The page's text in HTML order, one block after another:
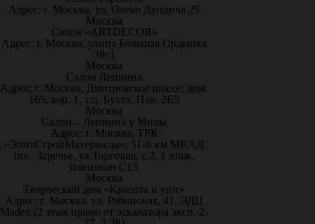
Адрес: г. Москва, ул. Олеко Дундича 25
Москва
Салон «ARTDECOR»
Адрес: г. Москва, улица Большая Ордынка
38с1
Москва
Салон Лепнина
Адрес: г. Москва, Дмитровское шоссе, дом.
165, кор. 1, т.ц. Бухта, Пав. 2Е5
Москва
Салон – Лепнина у Милы
Адрес: г. Москва, ТРК
«ЭлитСтройМатериалы», 51-й км МКАД
пос. Заречье, ул.Торговая, с.2, 1 этаж,
павильон С13
Москва
Творческий дом «Красота и уют»
Адрес: г. Москва, ул. Рябиновая, 41, ЭДЦ
Madex (2 этаж прямо от эскалатора эксп. 2-